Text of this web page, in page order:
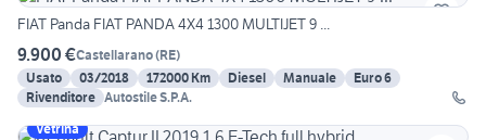
FIAT Panda FIAT PANDA 4X4 1300 MULTIJET 9 ...
9.900 €Castellarano(RE)
Usato
03/2018 172000 Km Diesel Manuale
Euro 6
Rivenditore Autostile S.P.A.
Vetrina